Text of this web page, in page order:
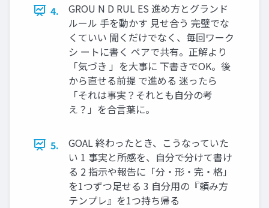
4.
GROU N D RUL ES 進め方とグランド
ルール 手を動かす 見せ合う 完璧でな
くていい 聞くだけでなく、毎回ワーク
シ ートに書く ペアで共有。正解より
「気づき 」を大事に 下書きでOK。後
から直せる前提 で進める 迷ったら
「それは事実？それとも自分の考
え？」を合言葉に。
5.
GOAL 終わったとき、こうなっていた
い 1 事実と所感を、自分で分けて書け
る 2 指示や報告に「分・形・完・格」
を1つずつ足せる 3 自分用の『頼み方
テンプレ』を1つ持ち帰る